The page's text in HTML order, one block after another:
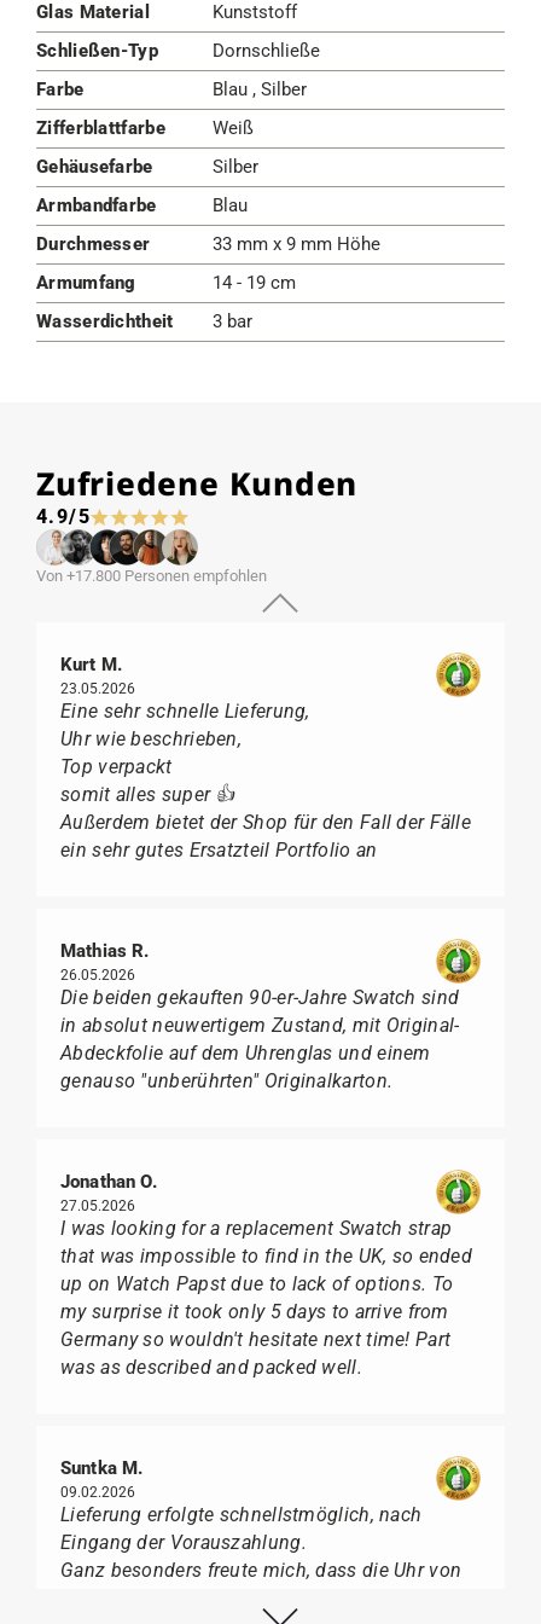
Glas Material
Kunststoff
Schließen-Typ
Dornschließe
Farbe
Blau , Silber
Zifferblattfarbe
Weiß
Gehäusefarbe
Silber
Armbandfarbe
Blau
Durchmesser
33 mm x 9 mm Höhe
Armumfang
14 - 19 cm
Wasserdichtheit
3 bar
Zufriedene Kunden
4.9/5
Von +17.800 Personen empfohlen
Kurt M.
23.05.2026
Eine sehr schnelle Lieferung,
Uhr wie beschrieben,
Top verpackt
somit alles super 👍
Außerdem bietet der Shop für den Fall der Fälle
ein sehr gutes Ersatzteil Portfolio an
Mathias R.
26.05.2026
Die beiden gekauften 90-er-Jahre Swatch sind
in absolut neuwertigem Zustand, mit Original-
Abdeckfolie auf dem Uhrenglas und einem
genauso "unberührten" Originalkarton.
Jonathan O.
27.05.2026
I was looking for a replacement Swatch strap
that was impossible to find in the UK, so ended
up on Watch Papst due to lack of options. To
my surprise it took only 5 days to arrive from
Germany so wouldn't hesitate next time! Part
was as described and packed well.
Suntka M.
09.02.2026
Lieferung erfolgte schnellstmöglich, nach
Eingang der Vorauszahlung.
Ganz besonders freute mich, dass die Uhr von